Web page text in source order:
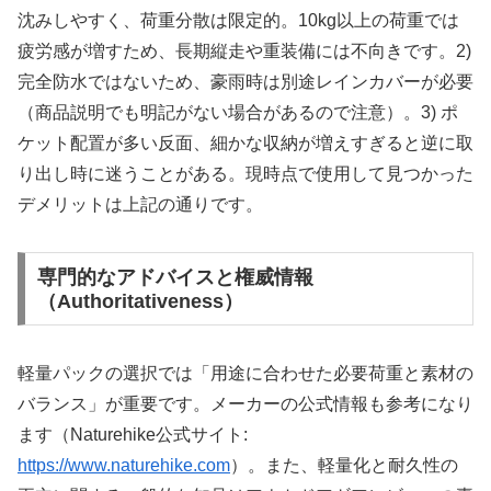
沈みしやすく、荷重分散は限定的。10kg以上の荷重では
疲労感が増すため、長期縦走や重装備には不向きです。2)
完全防水ではないため、豪雨時は別途レインカバーが必要
（商品説明でも明記がない場合があるので注意）。3) ポ
ケット配置が多い反面、細かな収納が増えすぎると逆に取
り出し時に迷うことがある。現時点で使用して見つかった
デメリットは上記の通りです。
専門的なアドバイスと権威情報
（Authoritativeness）
軽量パックの選択では「用途に合わせた必要荷重と素材の
バランス」が重要です。メーカーの公式情報も参考になり
ます（Naturehike公式サイト:
https://www.naturehike.com）。また、軽量化と耐久性の